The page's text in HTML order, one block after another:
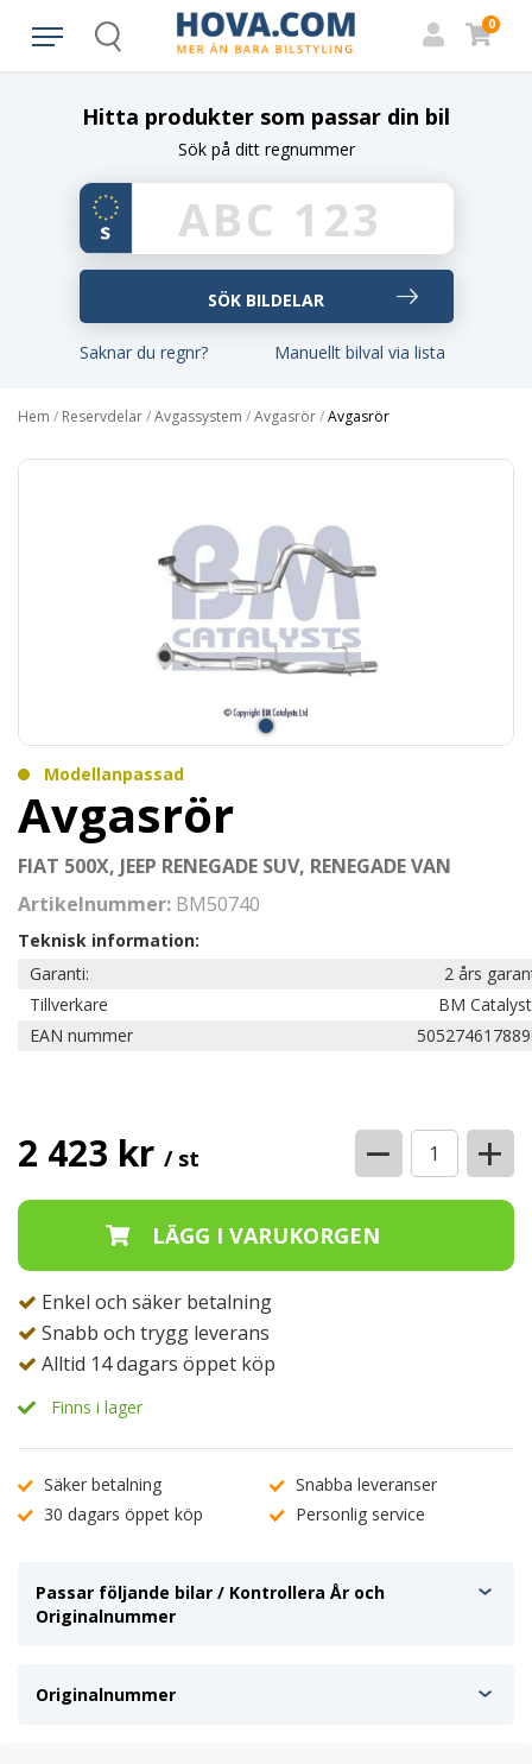
Search
0
Hitta produkter som passar din bil
Sök på ditt regnummer
Saknar du regnr? Manuellt bilval via lista
Hem / Reservdelar/Avgassystem /Avgasrör/Avgasrör
Modellanpassad
Avgasrör
FIAT 500X, JEEP RENEGADE SUV, RENEGADE VAN
Artikelnummer: BM50740
Teknisk information:
Garanti:
2 års
Tillverkare
BM
EAN nummer
2 423 kr / st − +
Enkel och säker betalning
Snabb och trygg leverans
Alltid 14 dagars öppet köp
Finns i lager
Säker betalning
Snabba leveranser
30 dagars öppet köp
Personlig service
Passar följande bilar / Kontrollera År och
Originalnummer
Originalnummer